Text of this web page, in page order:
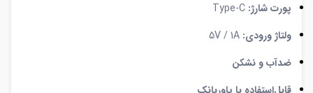
پورت شارژ:
ولتاژ ورودی:
ضدآب و نشکن